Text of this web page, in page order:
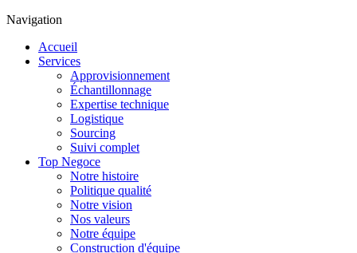
Navigation
Accueil
Services
Approvisionnement
Échantillonnage
Expertise technique
Logistique
Sourcing
Suivi complet
Top Negoce
Notre histoire
Politique qualité
Notre vision
Nos valeurs
Notre équipe
Construction d'équipe